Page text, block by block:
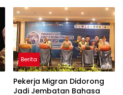
Berita
Pekerja Migran Didorong
Jadi Jembatan Bahasa